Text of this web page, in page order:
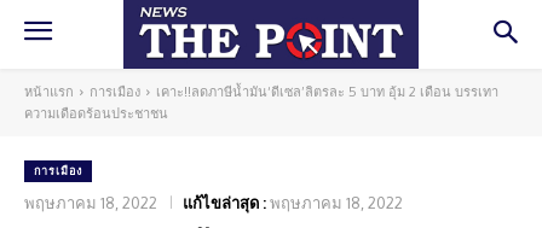
หน้าแรก การเมือง
เคาะ!!ลดภาษีน้ำมัน‘ดีเซล’ลิตรละ 5 บาท อุ้ม 2 เดือน บรรเทา
ความเดือดร้อนประชาชน
การเมือง
พฤษภาคม 18, 2022 แก้ไขล่าสุด :พฤษภาคม 18, 2022